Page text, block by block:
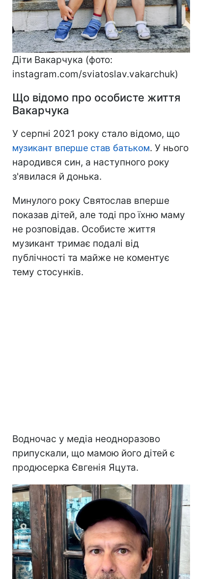
Діти Вакарчука (фото:
instagram.com/sviatoslav.vakarchuk)
Що відомо про особисте життя
Вакарчука
У серпні 2021 року стало відомо, що
музикант вперше став батьком. У нього
народився син, а наступного року
з'явилася й донька.
Минулого року Святослав вперше
показав дітей, але тоді про їхню маму
не розповідав. Особисте життя
музикант тримає подалі від
публічності та майже не коментує
тему стосунків.
Водночас у медіа неодноразово
припускали, що мамою його дітей є
продюсерка Євгенія Яцута.